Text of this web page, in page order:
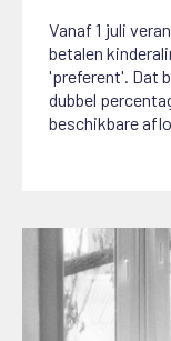
Vanaf 1 juli
betalen
'preferent'. Dat
dubbel
beschikbare